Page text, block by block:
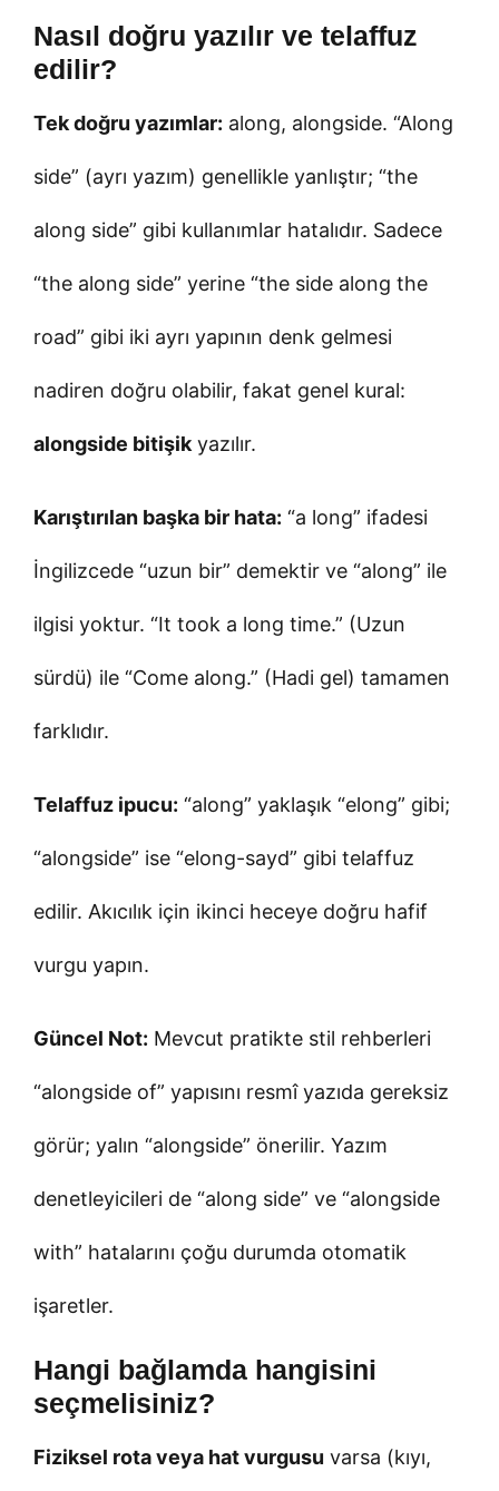
Nasıl doğru yazılır ve telaffuz
edilir?
Tek doğru yazımlar: along, alongside. “Along
side” (ayrı yazım) genellikle yanlıştır; “the
along side” gibi kullanımlar hatalıdır. Sadece
“the along side” yerine “the side along the
road” gibi iki ayrı yapının denk gelmesi
nadiren doğru olabilir, fakat genel kural:
alongside bitişik yazılır.
Karıştırılan başka bir hata: “a long” ifadesi
İngilizcede “uzun bir” demektir ve “along” ile
ilgisi yoktur. “It took a long time.” (Uzun
sürdü) ile “Come along.” (Hadi gel) tamamen
farklıdır.
Telaffuz ipucu: “along” yaklaşık “elong” gibi;
“alongside” ise “elong-sayd” gibi telaffuz
edilir. Akıcılık için ikinci heceye doğru hafif
vurgu yapın.
Güncel Not: Mevcut pratikte stil rehberleri
“alongside of” yapısını resmî yazıda gereksiz
görür; yalın “alongside” önerilir. Yazım
denetleyicileri de “along side” ve “alongside
with” hatalarını çoğu durumda otomatik
işaretler.
Hangi bağlamda hangisini
seçmelisiniz?
Fiziksel rota veya hat vurgusu varsa (kıyı,